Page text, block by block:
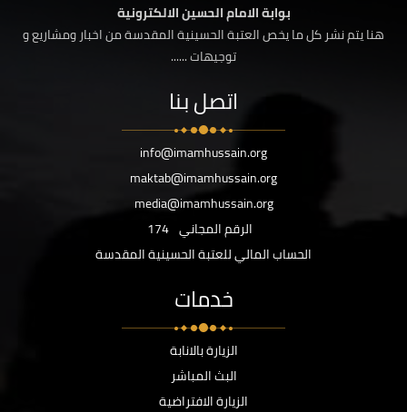
بوابة الامام الحسين الالكترونية
هنا يتم نشر كل ما يخص العتبة الحسينية المقدسة من اخبار ومشاريع و
توجيهات ......
اتصل بنا
info@imamhussain.org
maktab@imamhussain.org
media@imamhussain.org
الرقم المجاني 174
الحساب المالي للعتبة الحسينية المقدسة
خدمات
الزيارة بالانابة
البث المباشر
الزيارة الافتراضية